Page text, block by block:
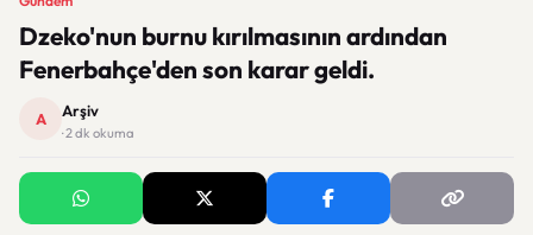
Dzeko'nun burnu kırılmasının ardından
Fenerbahçe'den son karar geldi.
A Arşiv
· 2 dk okuma